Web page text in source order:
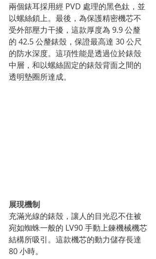
兩個錶耳採用經 PVD 處理的黑色鈦，並
以螺絲鎖上。最後，為保護精密機芯不
受外部壓力干擾，這款厚度為 9.9 公釐
的 42.5 公釐錶殼，保證最高達 30 公尺
的防水深度。這項性能是透過位於錶殼
中層，和以螺絲固定的錶殼背面之間的
透明墊圈所達成。
展現機制
充滿光線的錶殼，讓人的目光忍不住被
宛如蜘蛛一般的 LV90 手動上鍊機械機芯
結構所吸引。這款機芯的動力儲存長達
80 小時。